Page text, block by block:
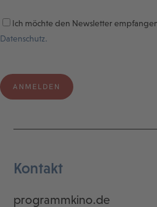
Ich möchte den Newsletter
Datenschutz.
Kontakt
programmkino.de